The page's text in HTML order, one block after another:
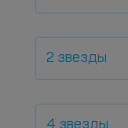
2 звезды